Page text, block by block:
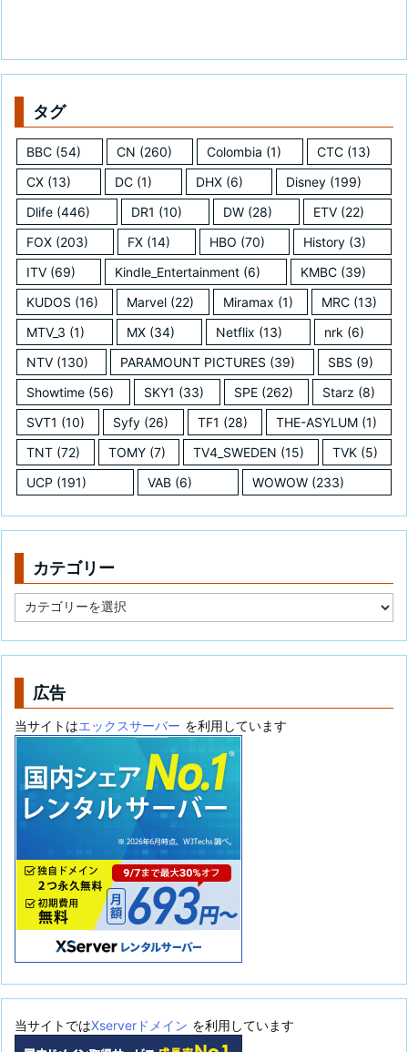
タグ
BBC (54) CN (260) Colombia (1) CTC(13)
CX (13) DC(1) DHX(6) Disney (199)
Dlife (446) DR1 (10) DW (28) ETV (22)
FOX (203) FX(14) HBO (70) History (3)
ITV (69) Kindle_Entertainment (6) KMBC(39)
KUDOS (16) Marvel (22) Miramax (1) MRC(13)
MTV_3 (1) MX(34) Netflix (13) nrk (6)
NTV (130) PARAMOUNT PICTURES (39) SBS (9)
Showtime (56) SKY1 (33) SPE(262) Starz (8)
SVT1 (10) Syfy (26) TF1 (28) THE-ASYLUM(1)
TNT (72) TOMY(7) TV4_SWEDEN (15) TVK(5)
UCP (191) VAB(6) WOWOW (233)
カテゴリー
テ
リ
広告
当サイトはエックスサーバー を利用しています
当サイトではXserverドメイン を利用しています